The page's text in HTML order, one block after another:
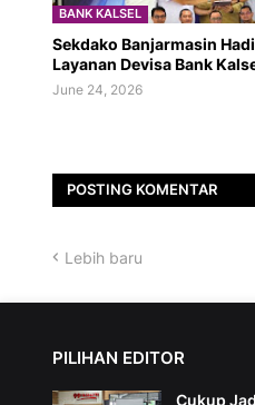
BANK KALSEL
Sekdako Banjarmasin
Layanan Devisa Bank
June 24, 2026
POSTING KOMENTAR
Lebih baru
PILIHAN EDITOR
Cukup